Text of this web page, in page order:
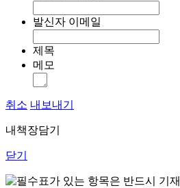
발신자 이메일
제목
메모
취소 내보내기
내책장담기
닫기
표가 있는 항목은 반드시 기